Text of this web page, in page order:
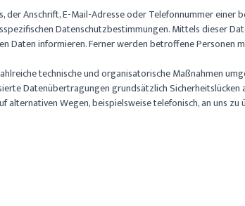
Anschrift, E-Mail-Adresse oder Telefonnummer
Datenschutzbestimmungen. Mittels dieser
informieren. Ferner werden betroffene Personen
technische und organisatorische Maßnahmen
Datenübertragungen grundsätzlich
Wegen, beispielsweise telefonisch, an uns zu